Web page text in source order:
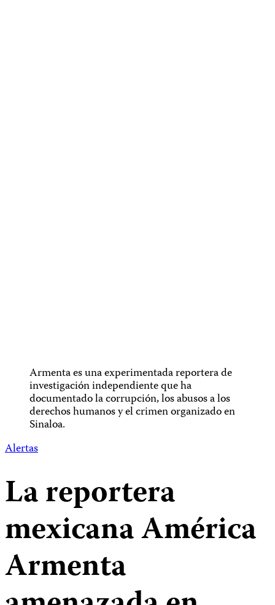
Armenta es una experimentada reportera de
investigación independiente que ha
documentado la corrupción, los abusos a los
derechos humanos y el crimen organizado en
Sinaloa.
Alertas
La reportera
mexicana América
Armenta